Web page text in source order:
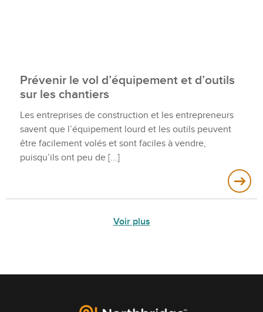
Prévenir le vol d’équipement et d’outils
sur les chantiers
Les entreprises de construction et les entrepreneurs
savent que l’équipement lourd et les outils peuvent
être facilement volés et sont faciles à vendre,
puisqu’ils ont peu de
Voir plus